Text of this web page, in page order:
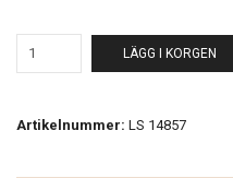
LÄGG I KORGEN
Artikelnummer: LS 14857